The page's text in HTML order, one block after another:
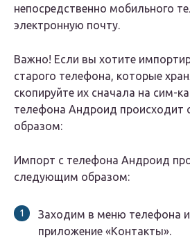
непосредственно мобильного
электронную почту.
Важно! Если вы хотите
старого телефона, которые
скопируйте их сначала на сим-
телефона Андроид
образом:
Импорт с телефона Андроид
следующим образом:
Заходим в меню телефона
приложение «Контакты».